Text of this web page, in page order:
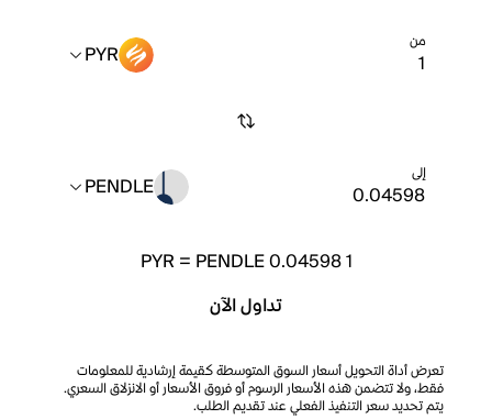
من PYR
إلى PENDLE
1
PYR = PENDLE 0.04598
تداول الآن
تعرض أداة التحويل أسعار السوق المتوسطة كقيمة إرشادية للمعلومات
فقط، ولا تتضمن هذه الأسعار الرسوم أو فروق الأسعار أو الانزلاق السعري.
يتم تحديد سعر التنفيذ الفعلي عند تقديم الطلب.